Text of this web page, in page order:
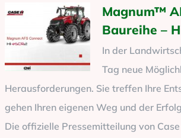
Magnum™
Baureihe –
In der
Tag neue
Herausforderungen. Sie treffen Ihre
gehen Ihren eigenen Weg und der
Die offizielle Pressemitteilung von